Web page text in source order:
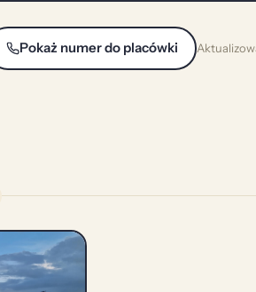
Pokaż numer do placówki